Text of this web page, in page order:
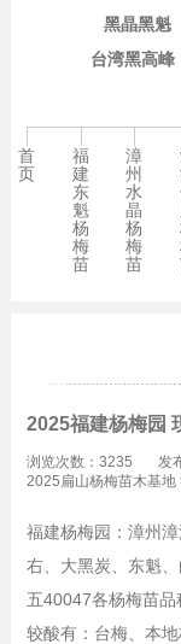
台湾黑高峰
黑晶黑魁
首
页
福
建
东
魁
杨
梅
苗
漳
州
水
晶
杨
梅
苗
2025福建杨梅园
浏览次数：3235
发
2025扁山杨梅苗木基地
福建杨梅园：漳州
右、大黑炭、东魁
五40047各杨梅苗
较酸有：台梅、本